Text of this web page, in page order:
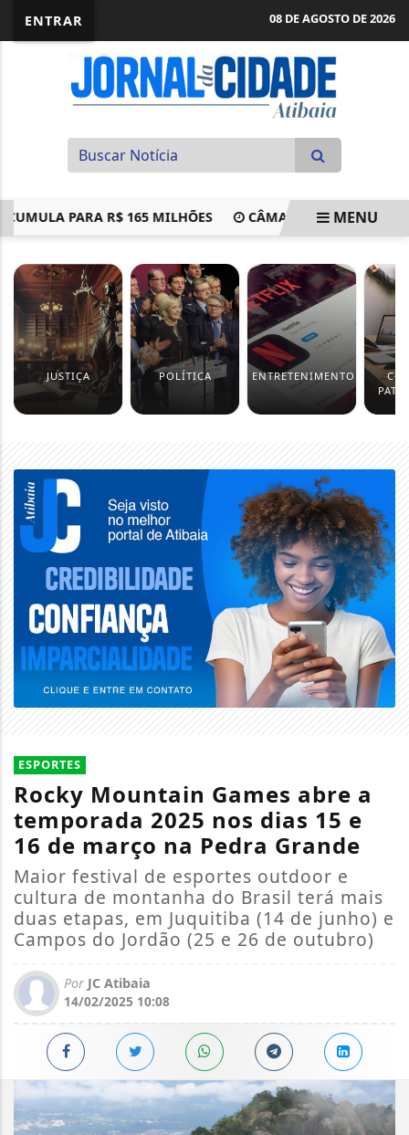
ENTRAR 08 DE AGOSTO DE 2026
PARA R$ 165 MILHÕES CÂMARA APROVA USO DE
MENU
JUSTIÇA POLÍTICA ENTRETENIMENTO
ESPORTES
Rocky Mountain Games abre a
temporada 2025 nos dias 15 e
16 de março na Pedra Grande
Maior festival de esportes outdoor e
cultura de montanha do Brasil terá mais
duas etapas, em Juquitiba (14 de junho) e
Campos do Jordão (25 e 26 de outubro)
Por JC Atibaia
14/02/2025 10:08